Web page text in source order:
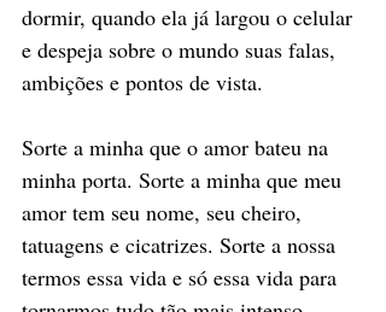
dormir, quando ela já largou o celular
e despeja sobre o mundo suas falas,
ambições e pontos de vista.
Sorte a minha que o amor bateu na
minha porta. Sorte a minha que meu
amor tem seu nome, seu cheiro,
tatuagens e cicatrizes. Sorte a nossa
termos essa vida e só essa vida para